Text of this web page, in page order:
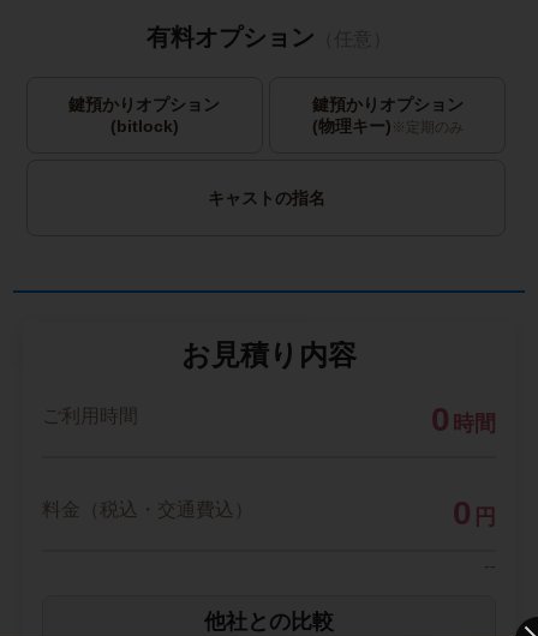
有料オプション
鍵預かりオプション
(bitlock)
鍵預かりオプション
(物理キー) ※定期のみ
キャストの指名
お見積り内容
ご利用時間 0 時間
料金（税込・交通費込） 0 円
--
他社との比較